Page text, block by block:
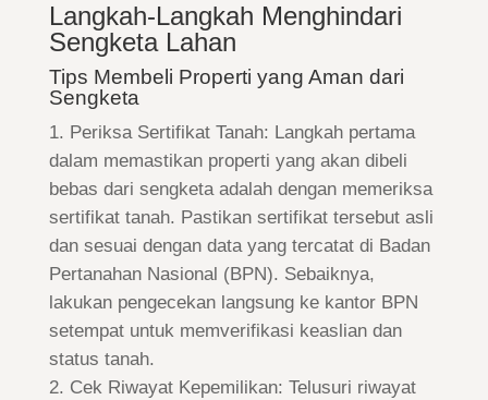
Langkah-Langkah Menghindari
Sengketa Lahan
Tips Membeli Properti yang Aman dari
Sengketa
Periksa Sertifikat Tanah: Langkah pertama
dalam memastikan properti yang akan dibeli
bebas dari sengketa adalah dengan memeriksa
sertifikat tanah. Pastikan sertifikat tersebut asli
dan sesuai dengan data yang tercatat di Badan
Pertanahan Nasional (BPN). Sebaiknya,
lakukan pengecekan langsung ke kantor BPN
setempat untuk memverifikasi keaslian dan
status tanah.
Cek Riwayat Kepemilikan: Telusuri riwayat